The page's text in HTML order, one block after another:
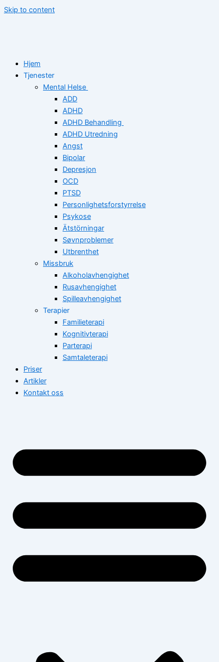
Skip to content
Hjem
Tjenester
Mental Helse
ADD
ADHD
ADHD Behandling
ADHD Utredning
Angst
Bipolar
Depresjon
OCD
PTSD
Personlighetsforstyrrelse
Psykose
Ätstörningar
Søvnproblemer
Utbrenthet
Missbruk
Alkoholavhengighet
Rusavhengighet
Spilleavhengighet
Terapier
Familieterapi
Kognitivterapi
Parterapi
Samtaleterapi
Priser
Artikler
Kontakt oss